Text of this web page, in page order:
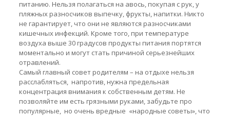
питанию. Нельзя полагаться на авось, покупая с рук, у
пляжных разносчиков выпечку, фрукты, напитки. Никто
не гарантирует, что они не являются разносчиками
кишечных инфекций. Кроме того, при температуре
воздуха выше 30 градусов продукты питания портятся
моментально и могут стать причиной серьезнейших
отравлений.
Самый главный совет родителям – на отдыхе нельзя
расслабляться, напротив, нужна предельная
концентрация внимания к собственным детям. Не
позволяйте им есть грязными руками, забудьте про
популярные, но очень вредные «народные советы», что